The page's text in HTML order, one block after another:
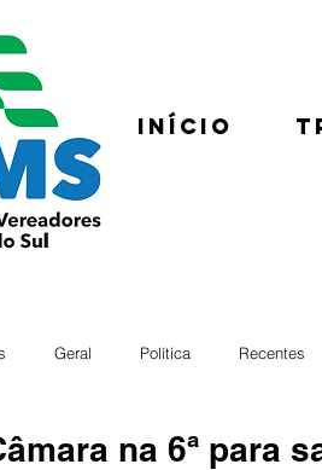
Início
Geral Política Recentes
na 6ª para